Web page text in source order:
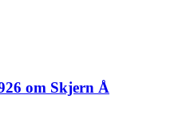
om Skjern Å